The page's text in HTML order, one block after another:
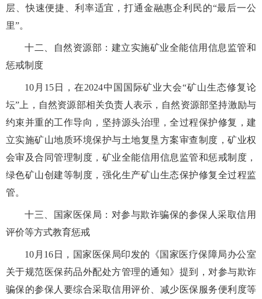
层、快速便捷、利率适宜，打通金融惠企利民的“最后一公
里”。
十二、自然资源部：建立实施矿业全能信用信息监管和
惩戒制度
10月15日，在2024中国国际矿业大会“矿山生态修复论
坛”上，自然资源部相关负责人表示，自然资源部坚持激励与
约束并重的工作导向，坚持源头治理，全过程保护修复，建
立实施矿山地质环境保护与土地复垦方案审查制度，矿业权
会审及合同管理制度，矿业全能信用信息监管和惩戒制度，
绿色矿山创建等制度，强化生产矿山生态保护修复全过程监
管。
十三、国家医保局：对参与欺诈骗保的参保人采取信用
评价等方式教育惩戒
10月16日，国家医保局印发的《国家医疗保障局办公室
关于规范医保药品外配处方管理的通知》提到，对参与欺诈
骗保的参保人要综合采取信用评价、减少医保服务便利度等